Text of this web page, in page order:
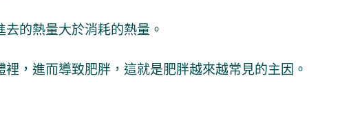
的熱量大於消耗的熱量。
，進而導致肥胖，這就是肥胖越來越常見的主因。